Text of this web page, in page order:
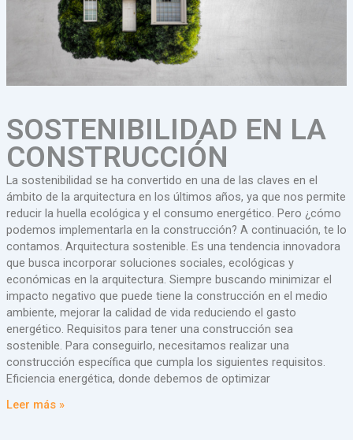
SOSTENIBILIDAD EN LA
CONSTRUCCIÓN
La sostenibilidad se ha convertido en una de las claves en el
ámbito de la arquitectura en los últimos años, ya que nos permite
reducir la huella ecológica y el consumo energético. Pero ¿cómo
podemos implementarla en la construcción? A continuación, te lo
contamos. Arquitectura sostenible. Es una tendencia innovadora
que busca incorporar soluciones sociales, ecológicas y
económicas en la arquitectura. Siempre buscando minimizar el
impacto negativo que puede tiene la construcción en el medio
ambiente, mejorar la calidad de vida reduciendo el gasto
energético. Requisitos para tener una construcción sea
sostenible. Para conseguirlo, necesitamos realizar una
construcción específica que cumpla los siguientes requisitos.
Eficiencia energética, donde debemos de optimizar
Leer más »